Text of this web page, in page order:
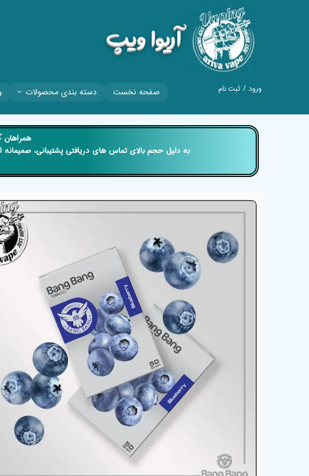
صفحه نخست دسته بندی محصولات ورود / ثبت نام
تغییر گذر واژه
خروج از حساب
کاربری
​آریوا ویپ
به دلیل حجم بالای تماس های دریافتی پشتیبانی،